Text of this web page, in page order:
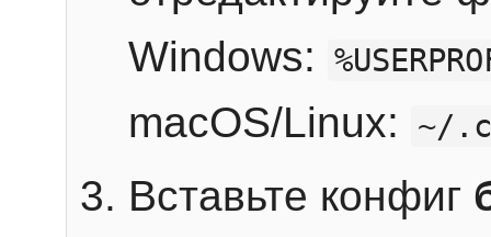
Windows:
macOS/Linux: ~/
Вставьте конфиг